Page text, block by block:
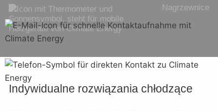
Jednostki
Indywidualne rozwiązania chłodzące